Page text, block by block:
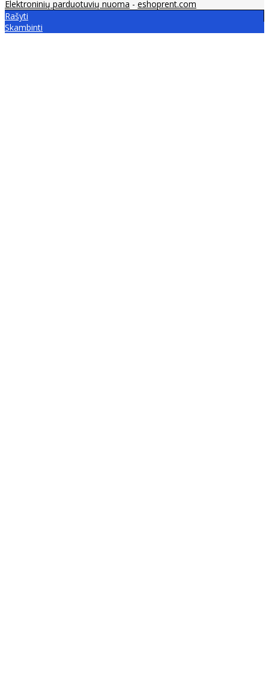
Elektroninių parduotuvių nuoma - eshoprent.com
Rašyti
Skambinti